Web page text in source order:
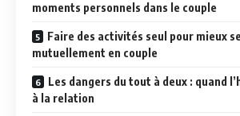
moments personnels dans le couple
Faire des activités seul pour mieux
mutuellement en couple
Les dangers du tout à deux : quand
à la relation